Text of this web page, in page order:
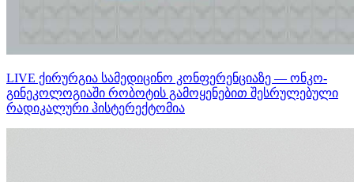
LIVE ქირურგია სამედიცინო კონფერენციაზე — ონკო-
გინეკოლოგიაში რობოტის გამოყენებით შესრულებული
რადიკალური ჰისტერექტომია